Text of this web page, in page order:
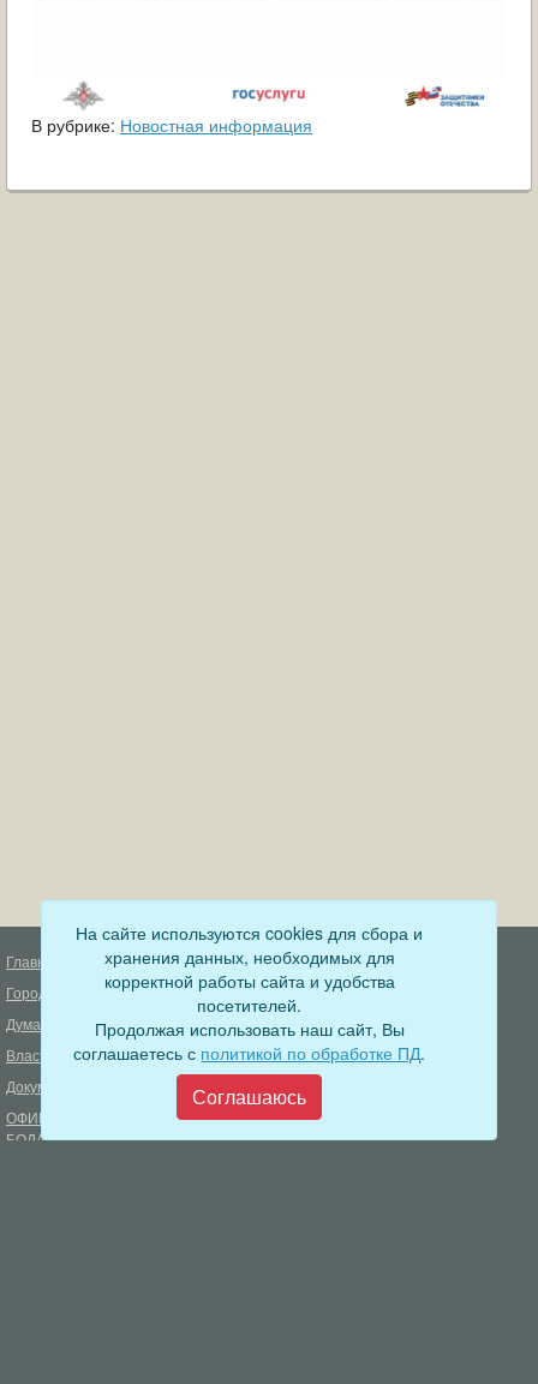
В рубрике: Новостная информация
Главная
Город
Дума
Власть
Документы
ОФИЦИАЛЬНЫЙ ВЕСТНИК
БОДАЙБО
Деятельность прокуратуры
Муниципальный контроль
Меры пожарной безопасности
Муниципальные закупки
Формирование комфортной
городской среды
Фонд капитального ремонта
На сайте используются cookies для сбора и
хранения данных, необходимых для
корректной работы сайта и удобства
посетителей.
Продолжая использовать наш сайт, Вы
соглашаетесь с политикой по обработке ПД.
Соглашаюсь